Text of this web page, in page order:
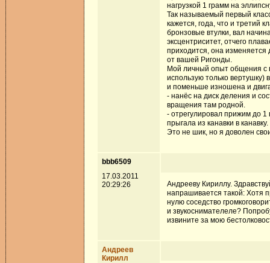
нагрузкой 1 грамм на
Так называемый первый
кажется, года, что и третий
бронзовые втулки, вал
эксцентриситет, отчего
приходится, она
от вашей Ригонды.
Мой личный опыт общения с
использую только вертушку)
и поменьше изношена и
- нанёс на диск деления и
вращения там родной.
- отрегулировал прижим до 1
прыгала из канавки в канавку.
Это не шик, но я доволен
bbb6509
17.03.2011
20:29:26
Андрееву Кириллу.
напрашивается такой: Хотя
нулю соседство
и звукоснимателеле?
извините за мою
Андреев
Кирилл